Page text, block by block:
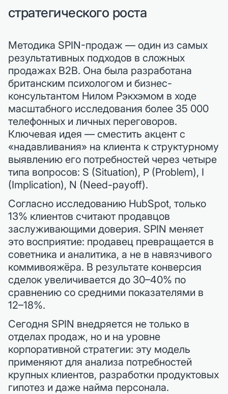
стратегического роста
Методика SPIN-продаж — один из самых
результативных подходов в сложных
продажах B2B. Она была разработана
британским психологом и бизнес-
консультантом Нилом Рэкхэмом в ходе
масштабного исследования более 35 000
телефонных и личных переговоров.
Ключевая идея — сместить акцент с
«надавливания» на клиента к структурному
выявлению его потребностей через четыре
типа вопросов: S (Situation), P (Problem), I
(Implication), N (Need-payoff).
Согласно исследованию HubSpot, только
13% клиентов считают продавцов
заслуживающими доверия. SPIN меняет
это восприятие: продавец превращается в
советника и аналитика, а не в навязчивого
коммивояжёра. В результате конверсия
сделок увеличивается до 30–40% по
сравнению со средними показателями в
12–18%.
Сегодня SPIN внедряется не только в
отделах продаж, но и на уровне
корпоративной стратегии: эту модель
применяют для анализа потребностей
крупных клиентов, разработки продуктовых
гипотез и даже найма персонала.